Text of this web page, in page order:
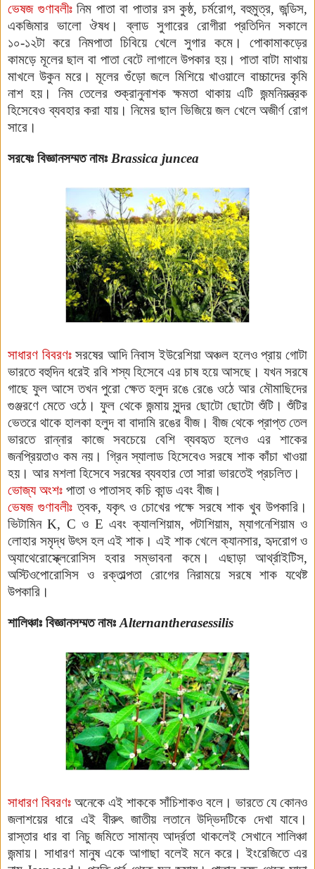
ভেষজ গুণাবলীঃনিম পাতা বা পাতার রস কুষ্ঠ, চর্মরোগ, বহুমুত্র, জন্ডিস,
একজিমার ভালো ঔষধ। ব্লাড সুগারের রোগীরা প্রতিদিন সকালে
১০-১২টা করে নিমপাতা চিবিয়ে খেলে সুগার কমে। পোকামাকড়ের
কামড়ে মূলের ছাল বা পাতা বেটে লাগালে উপকার হয়। পাতা বাটা মাথায়
মাখলে উকুন মরে। মূলের গুঁড়ো জলে মিশিয়ে খাওয়ালে বাচ্চাদের কৃমি
নাশ হয়। নিম তেলের শুক্রানুনাশক ক্ষমতা থাকায় এটি জন্মনিয়ন্ত্রক
হিসেবেও ব্যবহার করা যায়। নিমের ছাল ভিজিয়ে জল খেলে অজীর্ণ রোগ
সারে।
সরষেঃ বিজ্ঞানসম্মত নামঃ Brassica juncea
সাধারণ বিবরণঃসরষের আদি নিবাস ইউরেশিয়া অঞ্চল হলেও প্রায় গোটা
ভারতে বহুদিন ধরেই রবি শস্য হিসেবে এর চাষ হয়ে আসছে। যখন সরষে
গাছে ফুল আসে তখন পুরো ক্ষেত হলুদ রঙে রেঙে ওঠে আর মৌমাছিদের
গুঞ্জরণে মেতে ওঠে। ফুল থেকে জন্মায় সুন্দর ছোটো ছোটো শুঁটি। শুঁটির
ভেতরে থাকে হালকা হলুদ বা বাদামি রঙের বীজ। বীজ থেকে প্রাপ্ত তেল
ভারতে রান্নার কাজে সবচেয়ে বেশি ব্যবহৃত হলেও এর শাকের
জনপ্রিয়তাও কম নয়। গ্রিন স্যালাড হিসেবেও সরষে শাক কাঁচা খাওয়া
হয়। আর মশলা হিসেবে সরষের ব্যবহার তো সারা ভারতেই প্রচলিত।
ভোজ্য অংশঃ পাতা ও পাতাসহ কচি কান্ড এবং বীজ।
ভেষজ গুণাবলীঃত্বক, যকৃৎ ও চোখের পক্ষে সরষে শাক খুব উপকারি।
ভিটামিনK, Cও E এবং ক্যালশিয়াম, পটাশিয়াম, ম্যাগনেশিয়াম ও
লোহার সমৃদ্ধ উৎস হল এই শাক। এই শাক খেলে ক্যানসার, হৃদরোগ ও
অ্যাথেরোস্ক্লেরোসিস হবার সম্ভাবনা কমে। এছাড়া আর্থ্রাইটিস,
অস্টিওপোরোসিস ও রক্তাল্পতা রোগের নিরাময়ে সরষে শাক যথেষ্ট
উপকারি।
শালিঞ্চাঃ বিজ্ঞানসম্মত নামঃ Alternantherasessilis
সাধারণ বিবরণঃ অনেকে এই শাককে সাঁচিশাকও বলে। ভারতে যে কোনও
জলাশয়ের ধারে এই বীরুৎ জাতীয় লতানে উদ্ভিদটিকে দেখা যাবে।
রাস্তার ধার বা নিচু জমিতে সামান্য আর্দ্রতা থাকলেই সেখানে শালিঞ্চা
জন্মায়। সাধারণ মানুষ একে আগাছা বলেই মনে করে। ইংরেজিতে এর